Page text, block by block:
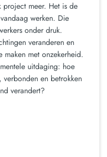
meer. Het is de
werken. Die
onder druk.
veranderen en
maken met onzekerheid.
uitdaging: hoe
verbonden en betrokken
verandert?